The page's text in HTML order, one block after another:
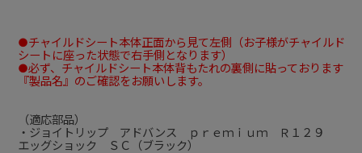
●チャイルドシート本体正面から見て左側（お子様がチャイルド
シートに座った状態で右手側となります）
●必ず、チャイルドシート本体背もたれの裏側に貼っております
『製品名』のご確認をお願いします。
（適応部品）
・ジョイトリップ アドバンス ｐｒｅｍｉｕｍ Ｒ１２９
エッグショック ＳＣ（ブラック）